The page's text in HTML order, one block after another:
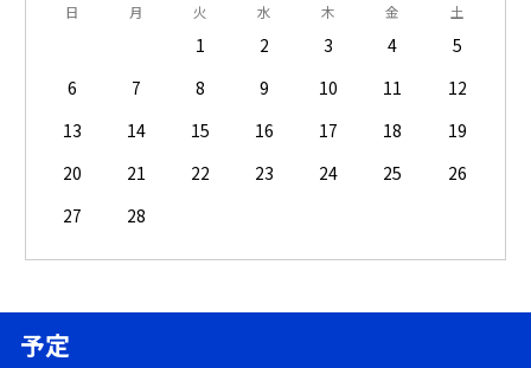
日 月 火 水 木 金 土
1 2 3 4
5
6
7 8 9 10 11
12
13
14 15 16 17 18
19
20
21 22 23 24 25
26
27
28
予定